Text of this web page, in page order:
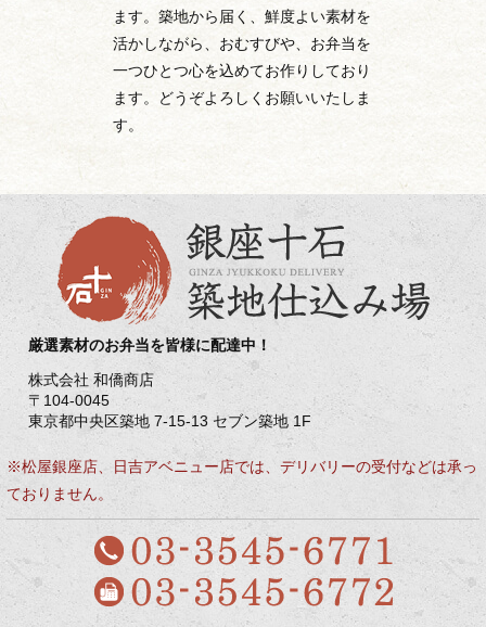
ます。築地から届く、鮮度よい素材を
活かしながら、おむすびや、お弁当を
一つひとつ心を込めてお作りしており
ます。どうぞよろしくお願いいたしま
す。
厳選素材のお弁当を皆様に配達中！
株式会社 和僑商店
〒104-0045
東京都中央区築地 7-15-13 セブン築地 1F
※松屋銀座店、日吉アベニュー店では、デリバリーの受付などは承っ
ておりません。